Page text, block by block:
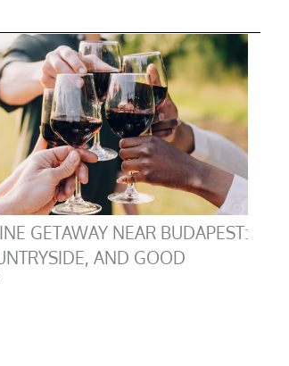
GETAWAY NEAR BUDAPEST:
AND GOOD